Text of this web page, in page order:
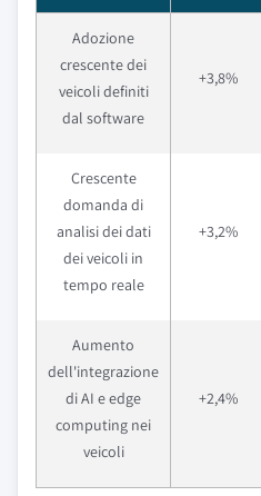
Adozione
crescente dei
veicoli definiti
dal software
+3,8%
Crescente
domanda di
analisi dei dati
dei veicoli in
tempo reale
+3,2%
Aumento
dell'integrazione
di AI e edge
computing nei
veicoli
+2,4%